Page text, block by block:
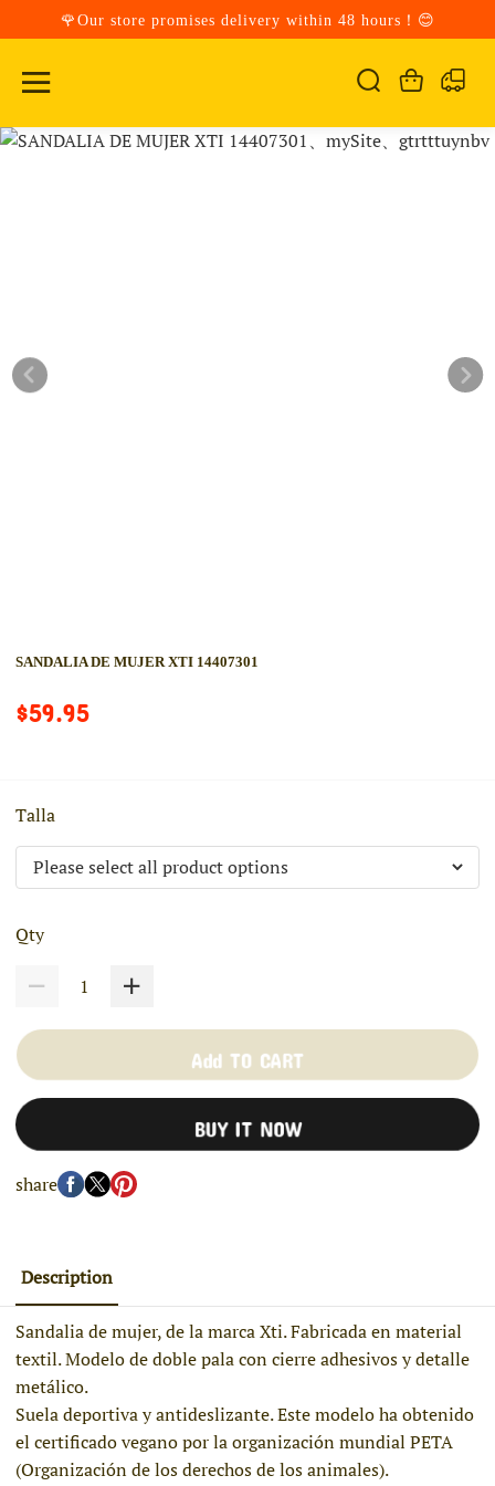
🌹Our store promises delivery within 48 hours！😊
SANDALIA DE MUJER XTI 14407301
$59.95
Talla
Qty
Add TO CART
BUY IT NOW
share
Description
Sandalia de mujer, de la marca Xti. Fabricada en material
textil. Modelo de doble pala con cierre adhesivos y detalle
metálico.
Suela deportiva y antideslizante. Este modelo ha obtenido
el certificado vegano por la organización mundial PETA
(Organización de los derechos de los animales).